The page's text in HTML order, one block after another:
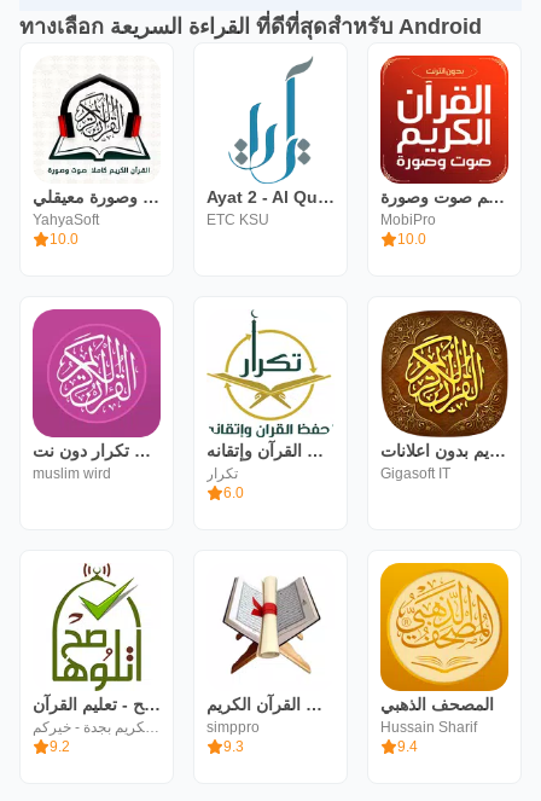
ทางเลือก القراءة السريعة ที่ดีที่สุดสำหรับ Android
القران الكريم صوت وصورة معيقلي
YahyaSoft
10.0
Ayat 2 - Al Quran
ETC KSU
القران الكريم صوت وصورة
MobiPro
10.0
حفظ القران الكريم تكرار دون نت
muslim wird
تكرار لحفظ القرآن وإتقانه
تكرار
6.0
القرآن الكريم بدون اعلانات
Gigasoft IT
اتلوها صح - تعليم القرآن
جمعية تحفيظ القرآن الكريم بجدة - خيركم
9.2
تحفيظ القرآن الكريم - Tahfiz
simppro
9.3
المصحف الذهبي
Hussain Sharif
9.4